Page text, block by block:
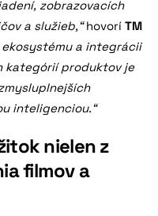
zobrazovacích
a služieb,“hovorí TM
ekosystému a integrácii
kategórií produktov je
inteligenciou.“
nielen z
filmov a